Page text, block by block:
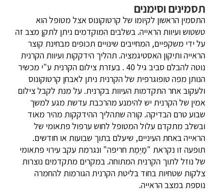
תסמינים וסימנים
התסמין הראשון לקיומו של קרטוקונוס אצל מטופל הוא
טשטוש ועיוות הראייה. בשלבים המוקדמים ניתן לתקן מצב זה
על ידי משקפיים, המחייבים שינויים תכופים מבחינת קוצר
הראייה ותיקון האסטיגמציה. תהליך הידקקות ועיוות הקרנית
נוטה להבלם סביב גיל 40 . בעזרת צילום הקרנית ע"י מכשיר
הנותן מפה טופוגרפית של הקרנית ניתן לאבחן קרטוקונוס
ולעקוב אחר התקדמות העיוות בקרנית. על מנת לקבל צילום
אמין של הקרנית יש להימנע מהרכבת עדשת מגע למשך
שבוע טרם הבדיקה. קורה שתהליך ההידקקות מהיר מאוד
ובשלב מתקדם עלול המטופל לחוש ערפול פתאומי של
הראייה באחת העיניים, שיעלם בתוך שבועות או חודשים.
תופעה זו נקראת "מַיֶמֶת חריפה" ונגרמת עקב עירוי פתאומי
של נוזל לתוך הקרנית המתוחה. במקרים מתקדמים נוצרות
צלקות שטחיות בחוד בליטת הקרנית הגורמות להחמרה
נוספת במצב הראייה.